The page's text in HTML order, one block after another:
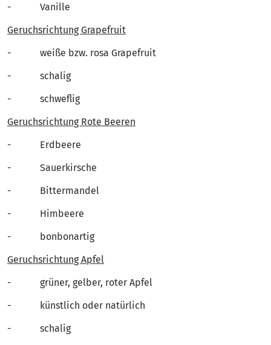
- Vanille
Geruchsrichtung Grapefruit
- weiße bzw. rosa Grapefruit
- schalig
- schweflig
Geruchsrichtung Rote Beeren
- Erdbeere
- Sauerkirsche
- Bittermandel
- Himbeere
- bonbonartig
Geruchsrichtung Apfel
- grüner, gelber, roter Apfel
- künstlich oder natürlich
- schalig